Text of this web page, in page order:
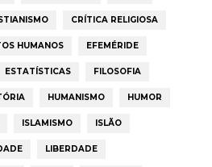
CRÍTICA RELIGIOSA
HUMANOS EFEMÉRIDE
ESTATÍSTICAS FILOSOFIA
HUMANISMO HUMOR
ISLAMISMO ISLÃO
LIBERDADE